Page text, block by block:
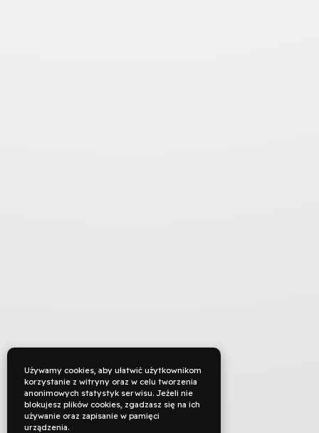
TYTUŁ ORYGINALNY
Używamy cookies, aby ułatwić użytkownikom
korzystanie z witryny oraz w celu tworzenia
anonimowych statystyk serwisu. Jeżeli nie
blokujesz plików cookies, zgadzasz się na ich
używanie oraz zapisanie w pamięci
urządzenia.